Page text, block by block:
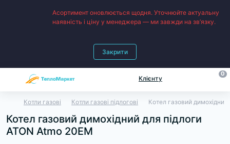
Асортимент оновлюється щодня. Уточнюйте актуальну
наявність і ціну у менеджера — ми завжди на зв’язку.
Закрити
Клієнту
0
Котли газові Котли газові підлогові Котел газовий
Котел газовий димохідний для підлоги
ATON Atmo 20ЕМ